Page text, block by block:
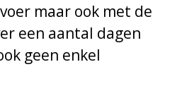
maar ook met de
een aantal dagen
geen enkel